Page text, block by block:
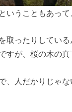
いうこともあって
取ったりしてい
すが、桜の木の
、人だかりじゃ